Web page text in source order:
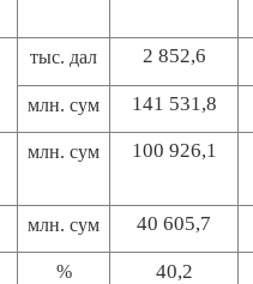
тыс. дал 2 852,6
млн. сум 141 531,8
млн. сум 100 926,1
млн. сум 40 605,7
% 40,2